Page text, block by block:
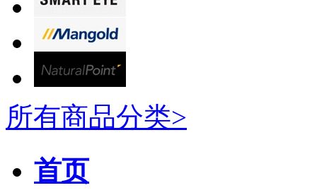
所有商品分类>
首页